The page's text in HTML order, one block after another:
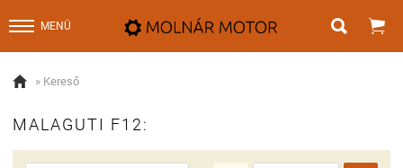
MENÜ  
 » Kereső
MALAGUTI F12: